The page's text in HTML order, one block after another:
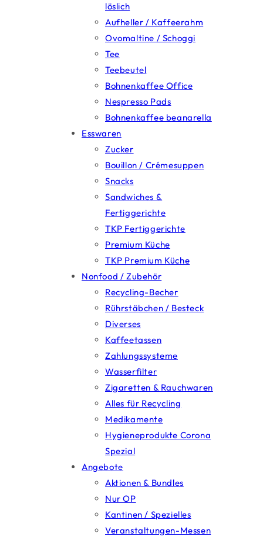
löslich
Aufheller / Kaffeerahm
Ovomaltine / Schoggi
Tee
Teebeutel
Bohnenkaffee Office
Nespresso Pads
Bohnenkaffee beanarella
Esswaren
Zucker
Bouillon / Crémesuppen
Snacks
Sandwiches &
Fertiggerichte
TKP Fertiggerichte
Premium Küche
TKP Premium Küche
Nonfood / Zubehör
Recycling-Becher
Rührstäbchen / Besteck
Diverses
Kaffeetassen
Zahlungssysteme
Wasserfilter
Zigaretten & Rauchwaren
Alles für Recycling
Medikamente
Hygieneprodukte Corona
Spezial
Angebote
Aktionen & Bundles
Nur OP
Kantinen / Spezielles
Veranstaltungen-Messen